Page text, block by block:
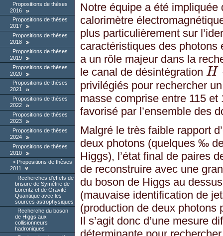
Propositions de thèses
2016
Propositions de thèses
2017
Propositions de thèses
2018
Propositions de thèses
2019
Propositions de thèses
2020
Propositions de thèses
2021
Propositions de thèses
2022
Propositions de thèses
2023
Propositions de thèses
2024
Propositions de thèses
2010
Propositions de thèses
2011
Recherches d’effets de
brisure de Symétrie de
Lorentz et de Gravité
Quantique avec les
sources astrophysiques
Recherche du boson
de Higgs aux
collisionneurs
hadroniques
Notre équipe a été
calorimètre
plus particulièrement sur
caractéristiques des
a un rôle majeur dans la
le canal de désintégration H
H→
privilégiés pour rechercher
masse comprise entre 115
favorisé par l’ensemble des
Malgré le très faible rapport
deux photons (quelques ‰
Higgs), l’état final de paires
de reconstruire avec une
du boson de Higgs au
(mauvaise identification de
(production de deux photons
Il s’agit donc d’une mesure